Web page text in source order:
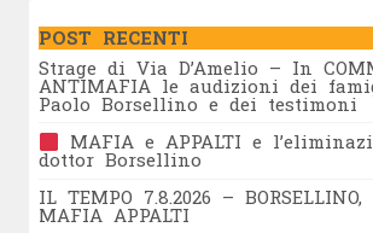
POST RECENTI
Strage di Via D’Amelio – In
ANTIMAFIA le audizioni dei
Paolo Borsellino e dei testimoni
MAFIA e APPALTI e
dottor Borsellino
IL TEMPO 7.8.2026 –
MAFIA APPALTI